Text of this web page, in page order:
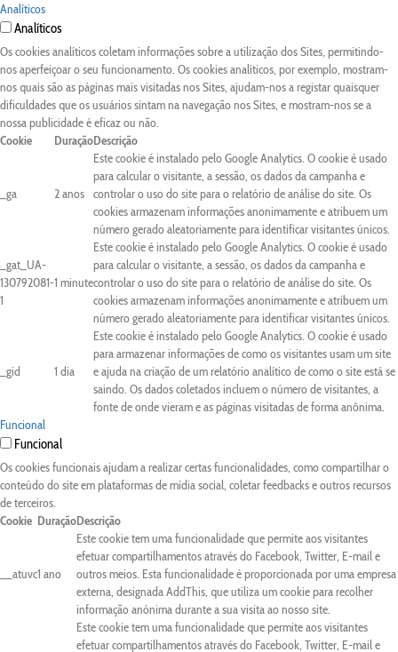
Analíticos
Analíticos
Os cookies analíticos coletam informações sobre a utilização dos Sites, permitindo-
nos aperfeiçoar o seu funcionamento. Os cookies analíticos, por exemplo, mostram-
nos quais são as páginas mais visitadas nos Sites, ajudam-nos a registar quaisquer
dificuldades que os usuários sintam na navegação nos Sites, e mostram-nos se a
nossa publicidade é eficaz ou não.
Cookie
DuraçãoDescrição
_ga 2 anos
Este cookie é instalado pelo Google Analytics. O cookie é usado
para calcular o visitante, a sessão, os dados da campanha e
controlar o uso do site para o relatório de análise do site. Os
cookies armazenam informações anonimamente e atribuem um
número gerado aleatoriamente para identificar visitantes únicos.
_gat_UA-
130792081-
1
1 minute
Este cookie é instalado pelo Google Analytics. O cookie é usado
para calcular o visitante, a sessão, os dados da campanha e
controlar o uso do site para o relatório de análise do site. Os
cookies armazenam informações anonimamente e atribuem um
número gerado aleatoriamente para identificar visitantes únicos.
_gid 1 dia
Este cookie é instalado pelo Google Analytics. O cookie é usado
para armazenar informações de como os visitantes usam um site
e ajuda na criação de um relatório analítico de como o site está se
saindo. Os dados coletados incluem o número de visitantes, a
fonte de onde vieram e as páginas visitadas de forma anônima.
Funcional
Funcional
Os cookies funcionais ajudam a realizar certas funcionalidades, como compartilhar o
conteúdo do site em plataformas de mídia social, coletar feedbacks e outros recursos
de terceiros.
Cookie DuraçãoDescrição
__atuvc1 ano
Este cookie tem uma funcionalidade que permite aos visitantes
efetuar compartilhamentos através do Facebook, Twitter, E-mail e
outros meios. Esta funcionalidade é proporcionada por uma empresa
externa, designada AddThis, que utiliza um cookie para recolher
informação anónima durante a sua visita ao nosso site.
Este cookie tem uma funcionalidade que permite aos visitantes
efetuar compartilhamentos através do Facebook, Twitter, E-mail e